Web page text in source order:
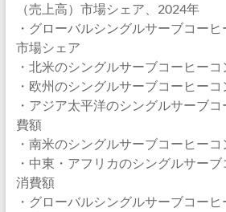
（売上高）市場シェア、2024年
・グローバルシングルサーブコー
市場シェア
・北米のシングルサーブコーヒー
・欧州のシングルサーブコーヒー
・アジア太平洋のシングルサーブ
費額
・南米のシングルサーブコーヒー
・中東・アフリカのシングルサー
消費額
・グローバルシングルサーブコー